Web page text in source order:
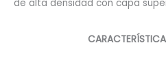
de alta densidad con capa